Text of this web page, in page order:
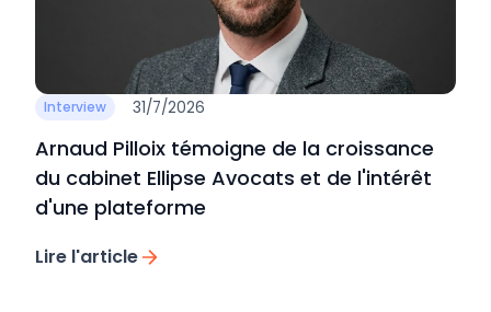
Interview 31/7/2026
Arnaud Pilloix témoigne de la croissance
du cabinet Ellipse Avocats et de l'intérêt
d'une plateforme
Lire l'article